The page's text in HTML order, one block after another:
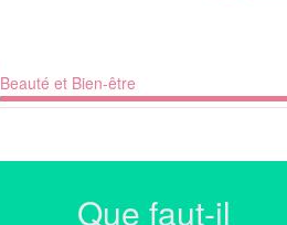
Beauté et Bien-être
Que faut-il